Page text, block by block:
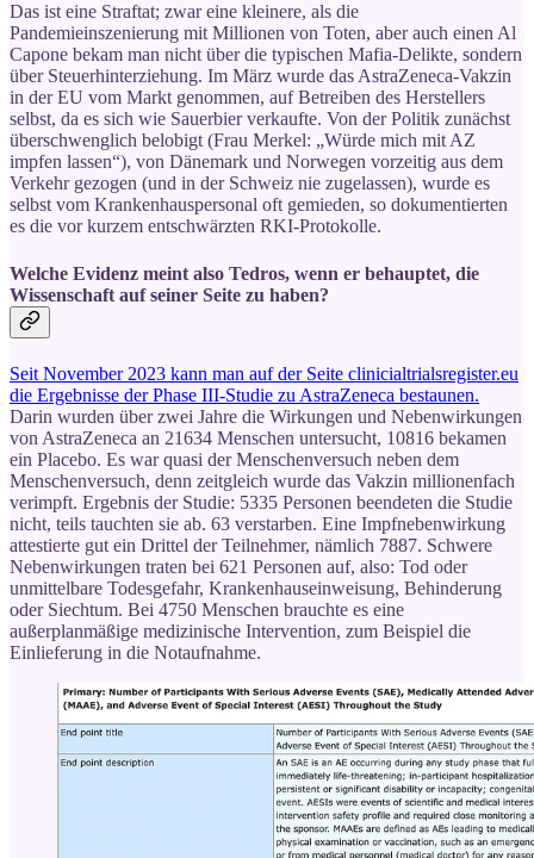
Das ist eine Straftat; zwar eine kleinere, als die
Pandemieinszenierung mit Millionen von Toten, aber auch einen Al
Capone bekam man nicht über die typischen Mafia-Delikte, sondern
über Steuerhinterziehung. Im März wurde das AstraZeneca-Vakzin
in der EU vom Markt genommen, auf Betreiben des Herstellers
selbst, da es sich wie Sauerbier verkaufte. Von der Politik zunächst
überschwenglich belobigt (Frau Merkel: „Würde mich mit AZ
impfen lassen“), von Dänemark und Norwegen vorzeitig aus dem
Verkehr gezogen (und in der Schweiz nie zugelassen), wurde es
selbst vom Krankenhauspersonal oft gemieden, so dokumentierten
es die vor kurzem entschwärzten RKI-Protokolle.
Welche Evidenz meint also Tedros, wenn er behauptet, die
Wissenschaft auf seiner Seite zu haben?
Seit November 2023 kann man auf der Seite clinicialtrialsregister.eu
die Ergebnisse der Phase III-Studie zu AstraZeneca bestaunen.
Darin wurden über zwei Jahre die Wirkungen und Nebenwirkungen
von AstraZeneca an 21634 Menschen untersucht, 10816 bekamen
ein Placebo. Es war quasi der Menschenversuch neben dem
Menschenversuch, denn zeitgleich wurde das Vakzin millionenfach
verimpft. Ergebnis der Studie: 5335 Personen beendeten die Studie
nicht, teils tauchten sie ab. 63 verstarben. Eine Impfnebenwirkung
attestierte gut ein Drittel der Teilnehmer, nämlich 7887. Schwere
Nebenwirkungen traten bei 621 Personen auf, also: Tod oder
unmittelbare Todesgefahr, Krankenhauseinweisung, Behinderung
oder Siechtum. Bei 4750 Menschen brauchte es eine
außerplanmäßige medizinische Intervention, zum Beispiel die
Einlieferung in die Notaufnahme.